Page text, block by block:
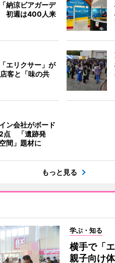
納涼ビアガーデ
初週は400人来
エリクサー」が
客と「味の共
ン会社がボード
点 「遺跡発
間」題材に
もっと見る
学ぶ・知る
横手で「
親子向け